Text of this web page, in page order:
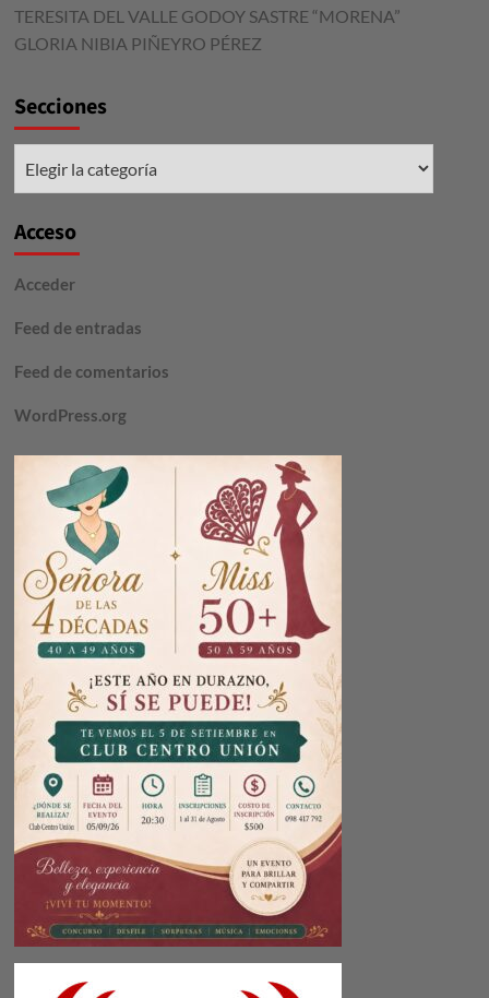
TERESITA DEL VALLE GODOY SASTRE “MORENA”
GLORIA NIBIA PIÑEYRO PÉREZ
Secciones
Acceso
Acceder
Feed de entradas
Feed de comentarios
WordPress.org